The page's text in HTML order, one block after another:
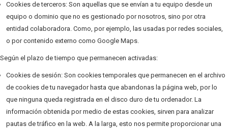
Cookies de terceros: Son aquellas que se envían a tu equipo desde un
equipo o dominio que no es gestionado por nosotros, sino por otra
entidad colaboradora. Como, por ejemplo, las usadas por redes sociales,
o por contenido externo como Google Maps.
Según el plazo de tiempo que permanecen activadas:
Cookies de sesión: Son cookies temporales que permanecen en el archivo
de cookies de tu navegador hasta que abandonas la página web, por lo
que ninguna queda registrada en el disco duro de tu ordenador. La
información obtenida por medio de estas cookies, sirven para analizar
pautas de tráfico en la web. A la larga, esto nos permite proporcionar una